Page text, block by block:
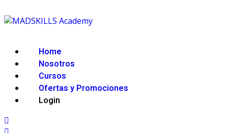
Home
Nosotros
Cursos
Ofertas y Promociones
Login